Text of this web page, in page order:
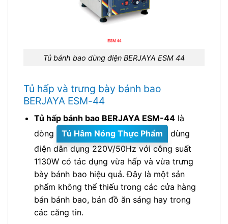
Tủ bánh bao dùng điện BERJAYA ESM 44
Tủ hấp và trưng bày bánh bao
BERJAYA ESM-44
Tủ hấp bánh bao BERJAYA ESM-44là
dòng
Tủ Hâm Nóng Thực Phẩm
dùng
điện dân dụng 220V/50Hz với công suất
1130W có tác dụng vừa hấp và vừa trưng
bày bánh bao hiệu quả. Đây là một sản
phẩm không thể thiếu trong các cửa hàng
bán bánh bao, bán đồ ăn sáng hay trong
các căng tin.